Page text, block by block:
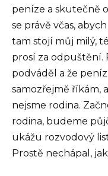
peníze a skutečně
se právě včas,
tam stojí můj milý,
prosí za odpuštění.
podváděl a že
samozřejmě říkám,
nejsme rodina.
rodina, budeme
ukážu rozvodový
Prostě nechápal,